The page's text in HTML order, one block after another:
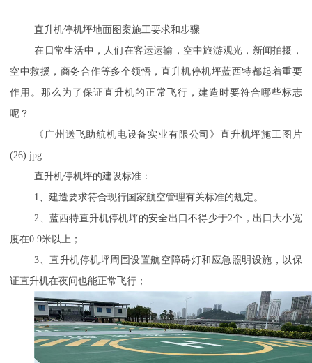
直升机停机坪地面图案施工要求和步骤
在日常生活中，人们在客运运输，空中旅游观光，新闻拍摄，
空中救援，商务合作等多个领悟，直升机停机坪蓝西特都起着重要
作用。那么为了保证直升机的正常飞行，建造时要符合哪些标志
呢？
《广州送飞助航机电设备实业有限公司》直升机坪施工图片
(26).jpg
直升机停机坪的建设标准：
1、建造要求符合现行国家航空管理有关标准的规定。
2、蓝西特直升机停机坪的安全出口不得少于2个，出口大小宽
度在0.9米以上；
3、直升机停机坪周围设置航空障碍灯和应急照明设施，以保
证直升机在夜间也能正常飞行；